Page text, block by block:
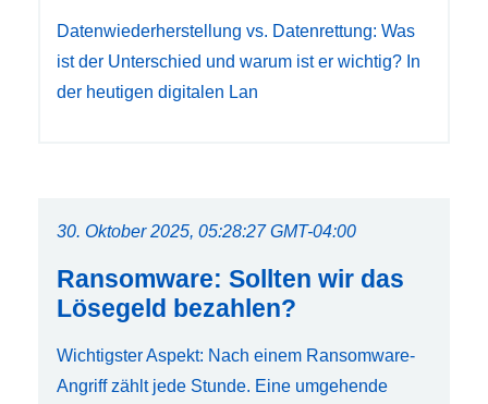
Datenwiederherstellung vs. Datenrettung: Was
ist der Unterschied und warum ist er wichtig? In
der heutigen digitalen Lan
30. Oktober 2025, 05:28:27 GMT-04:00
Ransomware: Sollten wir das
Lösegeld bezahlen?
Wichtigster Aspekt: Nach einem Ransomware-
Angriff zählt jede Stunde. Eine umgehende